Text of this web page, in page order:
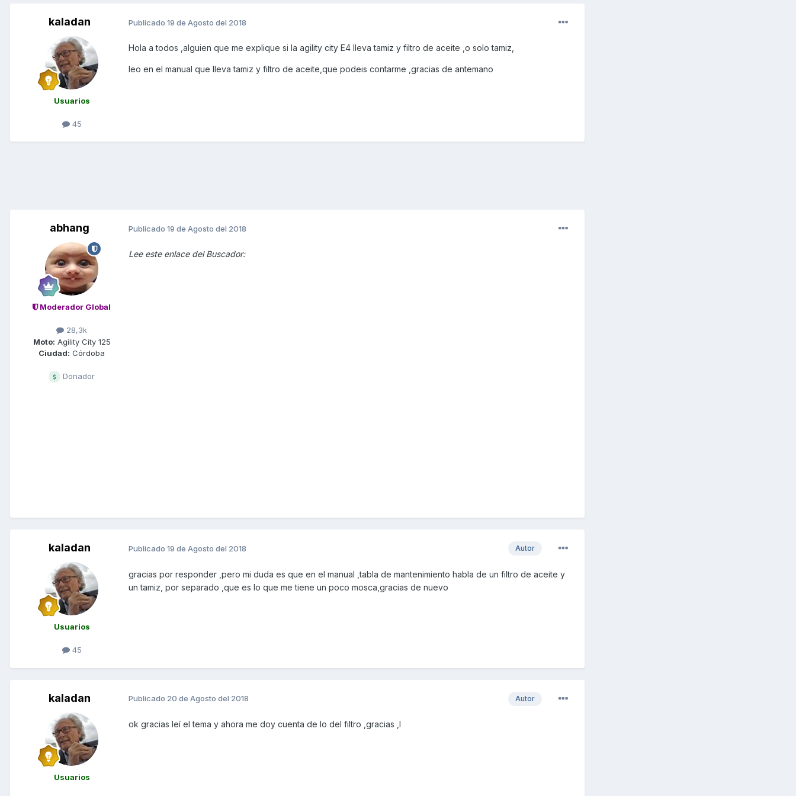
kaladan
Usuarios
45
Publicado 19 de Agosto del 2018
Hola a todos ,alguien que me explique si la agility city E4 lleva tamiz y filtro de aceite ,o solo tamiz,
leo en el manual que lleva tamiz y filtro de aceite,que podeis contarme ,gracias de antemano
abhang
Moderador Global
28,3k
Moto: Agility City 125
Ciudad: Córdoba
Donador
Publicado 19 de Agosto del 2018
Lee este enlace del Buscador:
kaladan
Usuarios
45
Autor
Publicado 19 de Agosto del 2018
gracias por responder ,pero mi duda es que en el manual ,tabla de mantenimiento habla de un filtro de aceite y
un tamiz, por separado ,que es lo que me tiene un poco mosca,gracias de nuevo
kaladan
Usuarios
Autor
Publicado 20 de Agosto del 2018
ok gracias leí el tema y ahora me doy cuenta de lo del filtro ,gracias ,l